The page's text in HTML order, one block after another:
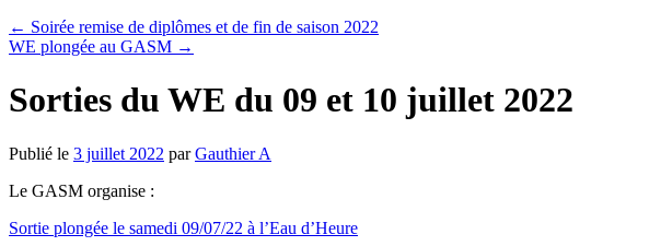
← Soirée remise de diplômes et de fin de saison 2022
WE plongée au GASM →
Sorties du WE du 09 et 10 juillet 2022
Publié le 3 juillet 2022 par Gauthier A
Le GASM organise :
Sortie plongée le samedi 09/07/22 à l’Eau d’Heure